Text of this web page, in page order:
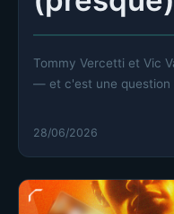
Tommy Vercetti et Vic
— et c'est une question
28/06/2026